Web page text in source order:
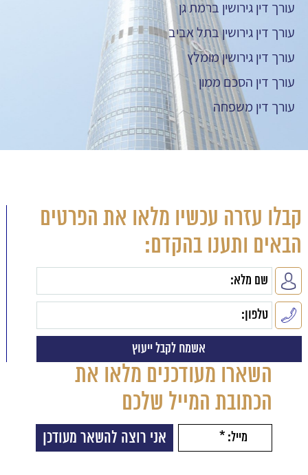
עורך דין גירושין ברמת גן
עורך דין גירושין בתל אביב
עורך דין גירושין מומלץ
עורך דין הסכם ממון
עורך דין משפחה
קבלו עזרה עכשיו מלאו את הפרטים
הבאים ותענו בהקדם:
השארו מעודכנים מלאו את
הכתובת המייל שלכם